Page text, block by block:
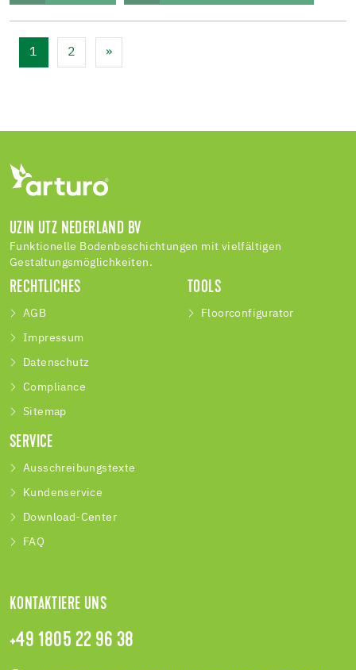
1 2 »
UZIN UTZ NEDERLAND BV
Funktionelle Bodenbeschichtungen mit vielfältigen
Gestaltungsmöglichkeiten.
RECHTLICHES
AGB
Impressum
Datenschutz
Compliance
Sitemap
TOOLS
Floorconfigurator
SERVICE
Ausschreibungstexte
Kundenservice
Download-Center
FAQ
KONTAKTIERE UNS
+49 1805 22 96 38